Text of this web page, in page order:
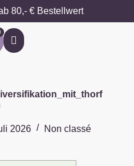
80,- € Bestellwert
2026 Non classé